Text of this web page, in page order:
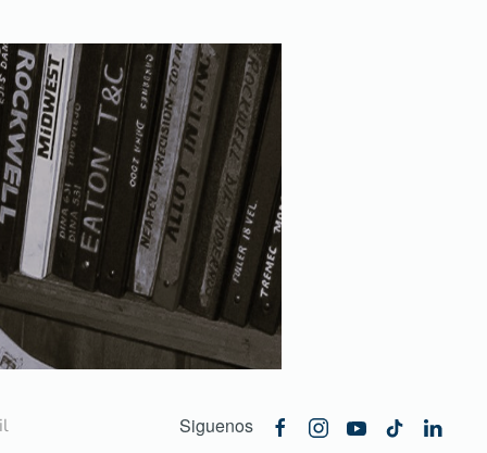
Siguenos